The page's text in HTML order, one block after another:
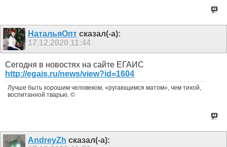
НатальяОпт сказал(-а):
17.12.2020 11:44
Сегодня в новостях на сайте ЕГАИС
http://egais.ru/news/view?id=1604
Лучше быть хорошим человеком, «ругающимся матом», чем тихой,
воспитанной тварью. ©
AndreyZh сказал(-а):